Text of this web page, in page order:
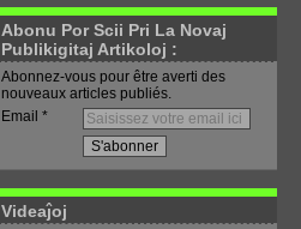
Abonu Por Scii Pri La Novaj
Publikigitaj Artikoloj :
Abonnez-vous pour être averti des
nouveaux articles publiés.
Email
Videaĵoj